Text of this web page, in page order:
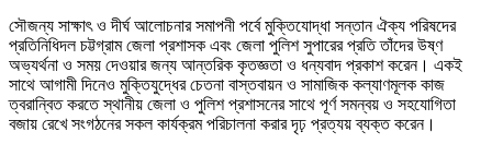
সৌজন্য সাক্ষাৎ ও দীর্ঘ আলোচনার সমাপনী পর্বে মুক্তিযোদ্ধা সন্তান ঐক্য পরিষদের
প্রতিনিধিদল চট্টগ্রাম জেলা প্রশাসক এবং জেলা পুলিশ সুপারের প্রতি তাঁদের উষ্ণ
অভ্যর্থনা ও সময় দেওয়ার জন্য আন্তরিক কৃতজ্ঞতা ও ধন্যবাদ প্রকাশ করেন। একই
সাথে আগামী দিনেও মুক্তিযুদ্ধের চেতনা বাস্তবায়ন ও সামাজিক কল্যাণমূলক কাজ
ত্বরান্বিত করতে স্থানীয় জেলা ও পুলিশ প্রশাসনের সাথে পূর্ণ সমন্বয় ও সহযোগিতা
বজায় রেখে সংগঠনের সকল কার্যক্রম পরিচালনা করার দৃঢ় প্রত্যয় ব্যক্ত করেন।